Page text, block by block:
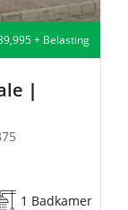
+ Belasting
Sale
1 Badkamer